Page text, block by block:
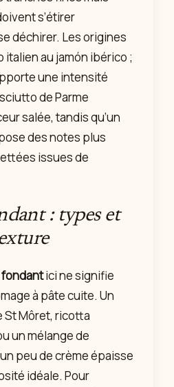
s’étirer
déchirer. Les origines
au jamón ibérico ;
une intensité
de Parme
salée, tandis qu’un
des notes plus
issues de
: types et
ici ne signifie
à pâte cuite. Un
St Môret, ricotta
un mélange de
peu de crème épaisse
idéale. Pour